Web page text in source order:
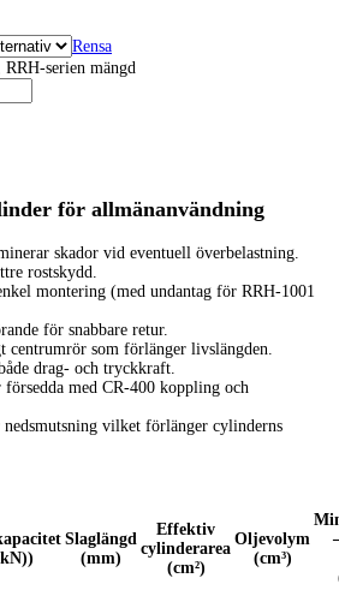
Rensa
serien mängd
för allmänanvändning
skador vid eventuell överbelastning.
rostskydd.
montering (med undantag för RRH-1001
för snabbare retur.
centrumrör som förlänger livslängden.
drag- och tryckkraft.
med CR-400 koppling och
nedsmutsning vilket förlänger cylinderns
Slaglängd
(mm)
Effektiv
cylinderarea
(cm²)
Oljevolym
(cm³)